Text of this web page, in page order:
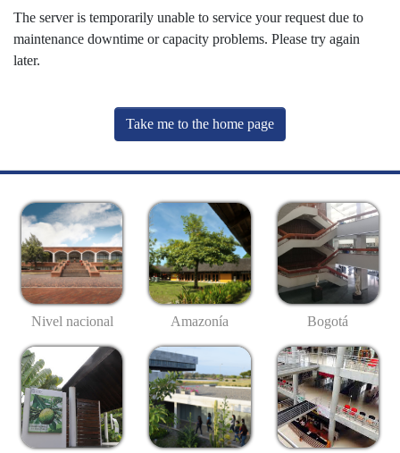
The server is temporarily unable to service your request due to
maintenance downtime or capacity problems. Please try again
later.
Take me to the home page
Nivel nacional Amazonía Bogotá